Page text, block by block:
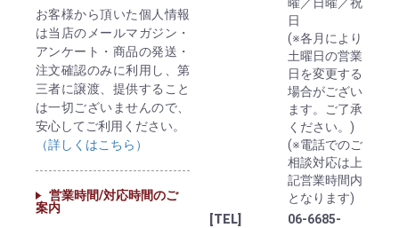
お客様から頂いた個人情報
は当店のメールマガジン・
アンケート・商品の発送・
注文確認のみに利用し、第
三者に譲渡、提供すること
は一切ございませんので、
安心してご利用ください。
（詳しくはこちら）
営業時間/対応時間のご
案内
日
(※各月により
土曜日の営業
日を変更する
場合がござい
ます。ご了承
ください。)
(※電話でのご
相談対応は上
記営業時間内
となります)
[TEL]
06-6685-